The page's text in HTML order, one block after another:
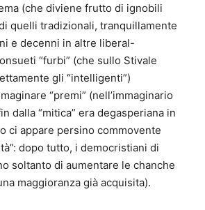
(che diviene frutto di ignobili
quelli tradizionali, tranquillamente
e decenni in altre liberal-
“furbi” (che sullo Stivale
gli “intelligenti”)
“premi” (nell’immaginario
dalla “mitica” era degasperiana in
ci appare persino commovente
dopo tutto, i democristiani di
soltanto di aumentare le chanche
maggioranza già acquisita).